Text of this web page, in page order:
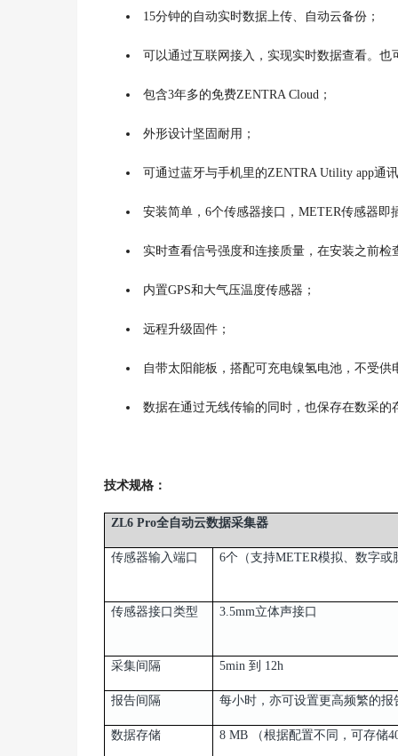
15分钟的自动实时数据上传、自动云备份；
可以通过互联网接入，实现实时数据查看。也
包含3年多的免费ZENTRA Cloud；
外形设计坚固耐用；
可通过蓝牙与手机里的ZENTRA Utility app通
安装简单，6个传感器接口，METER传感器即
实时查看信号强度和连接质量，在安装之前检
内置GPS和大气压温度传感器；
远程升级固件；
自带太阳能板，搭配可充电镍氢电池，不受供
数据在通过无线传输的同时，也保存在数采的
技术规格：
ZL6 Pro全自动云数据采集器
传感器输入端口 6个（支持METER模拟、
传感器接口类型 3.5mm立体声接口
采集间隔 5min 到 12h
报告间隔 每小时，亦可设置更高频
数据存储 8 MB （根据配置不同，可